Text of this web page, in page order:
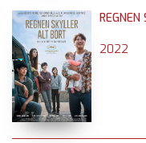
2022